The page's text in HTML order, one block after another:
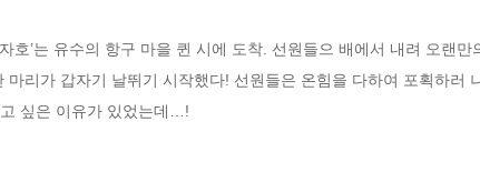
호’는 유수의 항구 마을 퀸 시에 도착. 선원들으 배에서 내려 오랜
마리가 갑자기 날뛰기 시작했다! 선원들은 온힘을 다하여 포획하러
싶은 이유가 있었는데…!